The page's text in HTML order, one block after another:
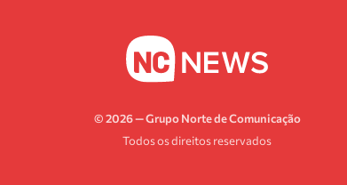
© 2026 — Grupo Norte de Comunicação
Todos os direitos reservados